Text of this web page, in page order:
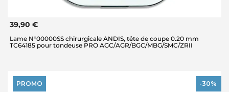
39,90 €
Lame N°00000SS chirurgicale ANDIS, tête de coupe 0.20 mm
TC64185 pour tondeuse PRO AGC/AGR/BGC/MBG/SMC/ZRII
PROMO -30%